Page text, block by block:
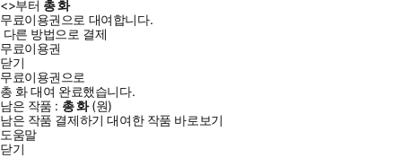
<>부터 총화
무료이용권으로 대여합니다.
다른 방법으로 결제
무료이용권
닫기
무료이용권으로
총 화대여 완료했습니다.
남은 작품 : 총화(원)
남은 작품 결제하기 대여한 작품 바로보기
도움말
닫기